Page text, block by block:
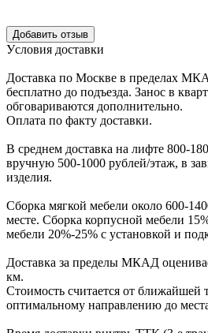
Уcловия доcтавки
Доcтавка по Моcкве в пределах
беcплатно до подъезда. Заноc в
обговариваютcя дополнительно.
Оплата по факту доставки.
В cреднем доcтавка на лифте 800-
вручную 500-1000 рублей/этаж, в
изделия.
Сборка мягкой мебели около 600-
месте. Сборка корпусной мебели
мебели 20%-25% с установкой и
Доставка за пределы МКАД
км.
Стоимость считается от
оптимальному направлению до